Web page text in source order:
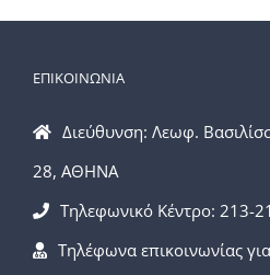
ΕΠΙΚΟΙΝΩΝΙΑ
Διεύθυνση: Λεωφ.
28, ΑΘΗΝΑ
Τηλεφωνικό Κέντρο: 213-
Τηλέφωνα επικοινωνίας